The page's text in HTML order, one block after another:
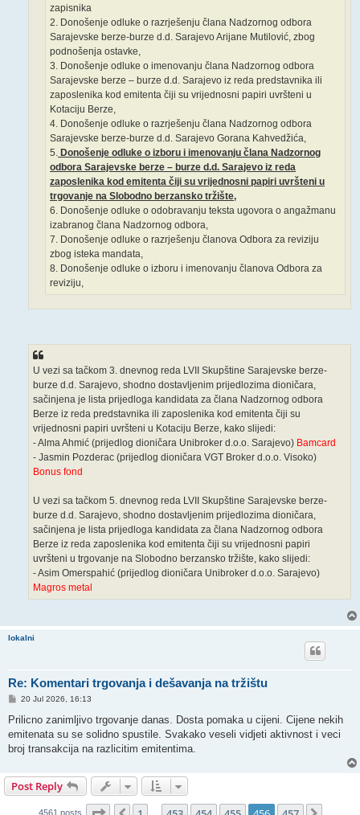
zapisnika
2. Donošenje odluke o razrješenju člana Nadzornog odbora
Sarajevske berze-burze d.d. Sarajevo Arijane Mutilović, zbog
podnošenja ostavke,
3. Donošenje odluke o imenovanju člana Nadzornog odbora
Sarajevske berze – burze d.d. Sarajevo iz reda predstavnika ili
zaposlenika kod emitenta čiji su vrijednosni papiri uvršteni u
Kotaciju Berze,
4. Donošenje odluke o razrješenju člana Nadzornog odbora
Sarajevske berze-burze d.d. Sarajevo Gorana Kahvedžića,
5. Donošenje odluke o izboru i imenovanju člana Nadzornog
odbora Sarajevske berze – burze d.d. Sarajevo iz reda
zaposlenika kod emitenta čiji su vrijednosni papiri uvršteni u
trgovanje na Slobodno berzansko tržište,
6. Donošenje odluke o odobravanju teksta ugovora o angažmanu
izabranog člana Nadzornog odbora,
7. Donošenje odluke o razrješenju članova Odbora za reviziju
zbog isteka mandata,
8. Donošenje odluke o izboru i imenovanju članova Odbora za
reviziju,
U vezi sa tačkom 3. dnevnog reda LVII Skupštine Sarajevske berze-
burze d.d. Sarajevo, shodno dostavljenim prijedlozima dioničara,
sačinjena je lista prijedloga kandidata za člana Nadzornog odbora
Berze iz reda predstavnika ili zaposlenika kod emitenta čiji su
vrijednosni papiri uvršteni u Kotaciju Berze, kako slijedi:
- Alma Ahmić (prijedlog dioničara Unibroker d.o.o. Sarajevo) Bamcard
- Jasmin Pozderac (prijedlog dioničara VGT Broker d.o.o. Visoko)
Bonus fond
U vezi sa tačkom 5. dnevnog reda LVII Skupštine Sarajevske berze-
burze d.d. Sarajevo, shodno dostavljenim prijedlozima dioničara,
sačinjena je lista prijedloga kandidata za člana Nadzornog odbora
Berze iz reda zaposlenika kod emitenta čiji su vrijednosni papiri
uvršteni u trgovanje na Slobodno berzansko tržište, kako slijedi:
- Asim Omerspahić (prijedlog dioničara Unibroker d.o.o. Sarajevo)
Magros metal
lokalni
Re: Komentari trgovanja i dešavanja na tržištu
P
s
20 Jul 2026, 16:13
Prilicno zanimljivo trgovanje danas. Dosta pomaka u cijeni. Cijene nekih
emitenata su se solidno spustile. Svakako veseli vidjeti aktivnost i veci
broj transakcija na razlicitim emitentima.
Post Reply
4561 posts